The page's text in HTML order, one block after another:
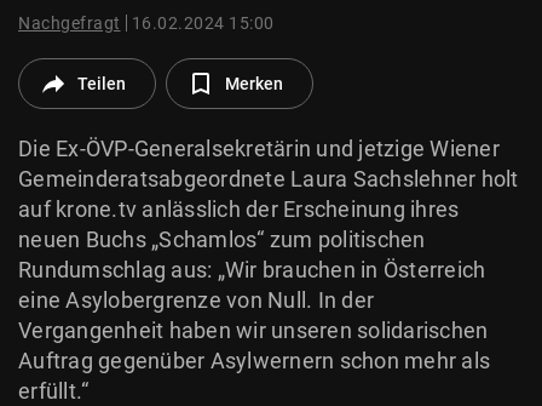
© Krone Multimedia GmbH & Co KG 2026
Nachgefragt 16.02.2024 15:00
Teilen Merken
Die Ex-ÖVP-Generalsekretärin und jetzige Wiener
Gemeinderatsabgeordnete Laura Sachslehner holt
auf krone.tv anlässlich der Erscheinung ihres
neuen Buchs „Schamlos“ zum politischen
Rundumschlag aus: „Wir brauchen in Österreich
eine Asylobergrenze von Null. In der
Vergangenheit haben wir unseren solidarischen
Auftrag gegenüber Asylwernern schon mehr als
erfüllt.“